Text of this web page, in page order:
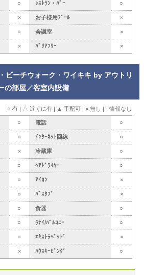
○ ﾚｽﾄﾗﾝ・ﾊﾞｰ ○
× お子様用ﾌﾟｰﾙ ×
○ 会議室 ×
× ﾊﾞﾘｱﾌﾘｰ ×
ビーチウォーク・ワイキキ by アウトリ
の部屋／客室内設備
○ 有 | △ 近くに有 | ▲ 手配可 | × 無し | - 情報なし
○ 電話 ○
○ ｲﾝﾀｰﾈｯﾄ回線 ○
× 冷蔵庫 ○
○ ﾍｱﾄﾞﾗｲﾔｰ ○
○ ｱｲﾛﾝ ×
○ ﾊﾞｽﾀﾌﾞ ×
○ 食器 ○
○ ﾗﾅｲ/ﾊﾞﾙｺﾆｰ ○
○ ｴｷｽﾄﾗﾍﾞｯﾄﾞ ×
× ﾊｳｽｷｰﾋﾟﾝｸﾞ ○